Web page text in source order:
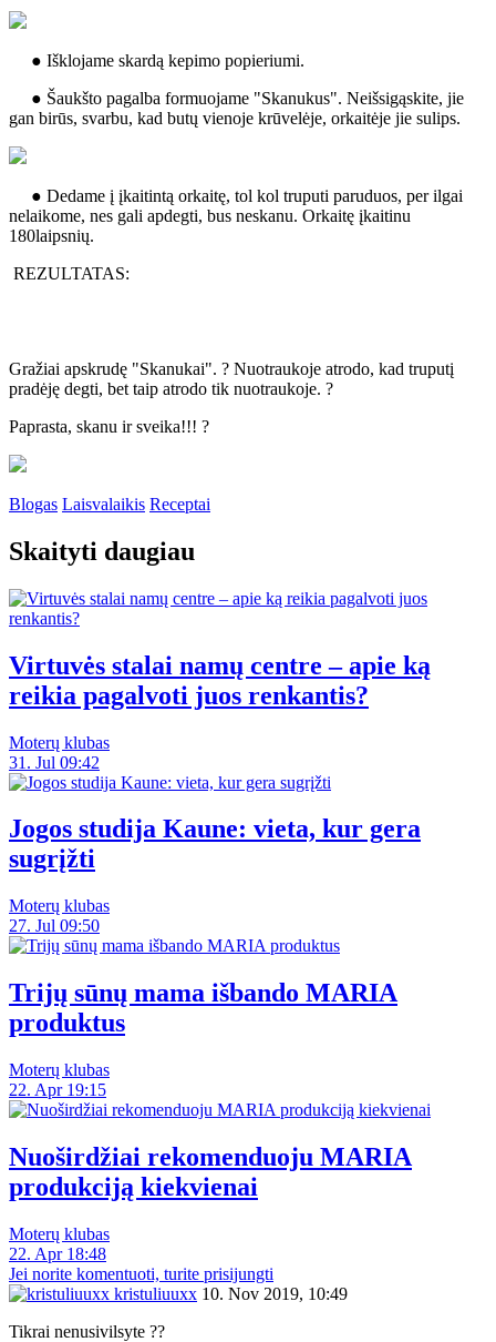
● Išklojame skardą kepimo popieriumi.
● Šaukšto pagalba formuojame "Skanukus". Neišsigąskite, jie
gan birūs, svarbu, kad butų vienoje krūvelėje, orkaitėje jie sulips.
● Dedame į įkaitintą orkaitę, tol kol truputi paruduos, per ilgai
nelaikome, nes gali apdegti, bus neskanu. Orkaitę įkaitinu
180laipsnių.
REZULTATAS:
Gražiai apskrudę "Skanukai". ? Nuotraukoje atrodo, kad truputį
pradėję degti, bet taip atrodo tik nuotraukoje. ?
Paprasta, skanu ir sveika!!! ?
Blogas Laisvalaikis Receptai
Skaityti daugiau
Virtuvės stalai namų centre – apie ką
reikia pagalvoti juos renkantis?
Moterų klubas
31. Jul 09:42
Jogos studija Kaune: vieta, kur gera
sugrįžti
Moterų klubas
27. Jul 09:50
Trijų sūnų mama išbando MARIA
produktus
Moterų klubas
22. Apr 19:15
Nuoširdžiai rekomenduoju MARIA
produkciją kiekvienai
Moterų klubas
22. Apr 18:48
Jei norite komentuoti, turite prisijungti
kristuliuuxx 10. Nov 2019, 10:49
Tikrai nenusivilsyte ??